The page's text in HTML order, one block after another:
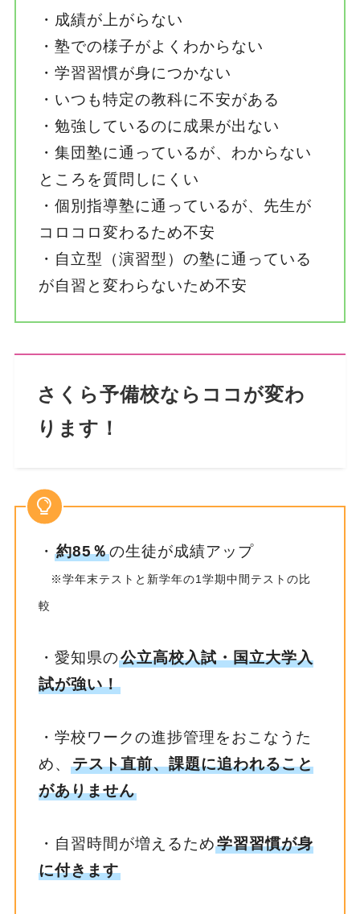
・成績が上がらない
・塾での様子がよくわからない
・学習習慣が身につかない
・いつも特定の教科に不安がある
・勉強しているのに成果が出ない
・集団塾に通っているが、わからない
ところを質問しにくい
・個別指導塾に通っているが、先生が
コロコロ変わるため不安
・自立型（演習型）の塾に通っている
が自習と変わらないため不安
さくら予備校ならココが変わ
ります！
・約85％の生徒が成績アップ
※学年末テストと新学年の1学期中間テストの比
較
・愛知県の公立高校入試・国立大学入
試が強い！
・学校ワークの進捗管理をおこなうた
め、テスト直前、課題に追われること
がありません
・自習時間が増えるため学習習慣が身
に付きます